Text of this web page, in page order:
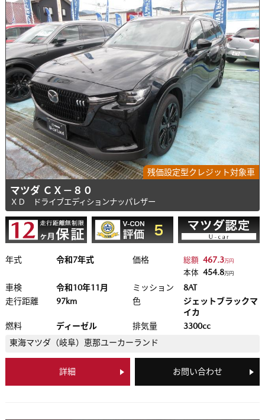
残価設定型クレジット対象車
マツダ ＣＸ－８０
ＸＤ ドライブエディションナッパレザー
年式 令和7年式 価格 総額 467.3万円
本体 454.8万円
車検 令和10年11月 ミッション
8AT
走行距離
97km 色
ジェットブラックマ
イカ
燃料
ディーゼル 排気量
3300cc
東海マツダ（岐阜） 恵那ユーカーランド
詳細 お問い合わせ